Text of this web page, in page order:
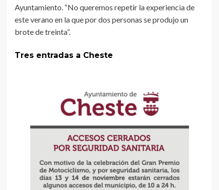
Ayuntamiento. “No queremos repetir la experiencia de
este verano en la que por dos personas se produjo un
brote de treinta”.
Tres entradas a Cheste